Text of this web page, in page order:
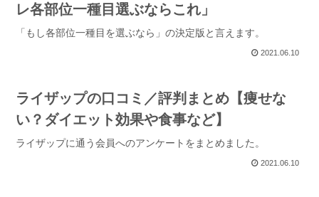
レ各部位一種目選ぶならこれ」
「もし各部位一種目を選ぶなら」の決定版と言えます。
2021.06.10
ライザップの口コミ／評判まとめ【痩せな
い？ダイエット効果や食事など】
ライザップに通う会員へのアンケートをまとめました。
2021.06.10